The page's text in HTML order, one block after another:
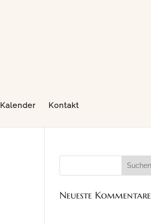
Kalender Kontakt
Neueste Kommentare